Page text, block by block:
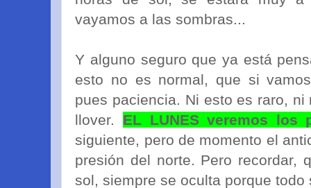
vayamos a las sombras...
Y alguno seguro que ya está
esto no es normal, que si
pues paciencia. Ni esto es raro,
llover. EL LUNES veremos los
siguiente, pero de momento el
presión del norte. Pero recordar,
sol, siempre se oculta porque todo